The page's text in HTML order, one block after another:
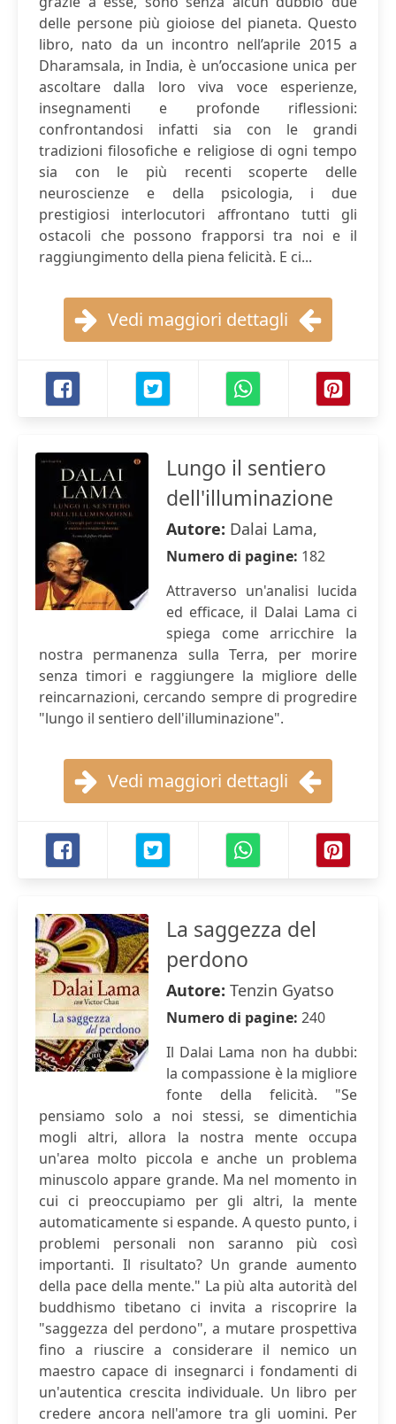
delle persone più gioiose del pianeta. Questo
libro, nato da un incontro nell’aprile 2015 a
Dharamsala, in India, è un’occasione unica per
ascoltare dalla loro viva voce esperienze,
insegnamenti e profonde riflessioni:
confrontandosi infatti sia con le grandi
tradizioni filosofiche e religiose di ogni tempo
sia con le più recenti scoperte delle
neuroscienze e della psicologia, i due
prestigiosi interlocutori affrontano tutti gli
ostacoli che possono frapporsi tra noi e il
raggiungimento della piena felicità. E ci...
Vedi maggiori dettagli
Lungo il sentiero
dell'illuminazione
Autore: Dalai Lama,
Numero di pagine: 182
Attraverso un'analisi lucida
ed efficace, il Dalai Lama ci
spiega come arricchire la
nostra permanenza sulla Terra, per morire
senza timori e raggiungere la migliore delle
reincarnazioni, cercando sempre di progredire
"lungo il sentiero dell'illuminazione".
Vedi maggiori dettagli
La saggezza del
perdono
Autore: Tenzin Gyatso
Numero di pagine: 240
Il Dalai Lama non ha dubbi:
la compassione è la migliore
fonte della felicità. "Se
pensiamo solo a noi stessi, se dimentichia
mogli altri, allora la nostra mente occupa
un'area molto piccola e anche un problema
minuscolo appare grande. Ma nel momento in
cui ci preoccupiamo per gli altri, la mente
automaticamente si espande. A questo punto, i
problemi personali non saranno più così
importanti. Il risultato? Un grande aumento
della pace della mente." La più alta autorità del
buddhismo tibetano ci invita a riscoprire la
"saggezza del perdono", a mutare prospettiva
fino a riuscire a considerare il nemico un
maestro capace di insegnarci i fondamenti di
un'autentica crescita individuale. Un libro per
credere ancora nell'amore tra gli uomini. Per